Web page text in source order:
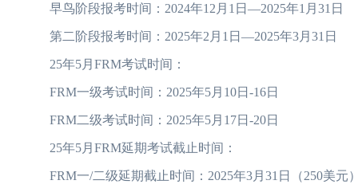
早鸟阶段报考时间：2024年12月1日—2025年1月31日
第二阶段报考时间：2025年2月1日—2025年3月31日
25年5月FRM考试时间：
FRM一级考试时间：2025年5月10日-16日
FRM二级考试时间：2025年5月17日-20日
25年5月FRM延期考试截止时间：
FRM一/二级延期截止时间：2025年3月31日（250美元